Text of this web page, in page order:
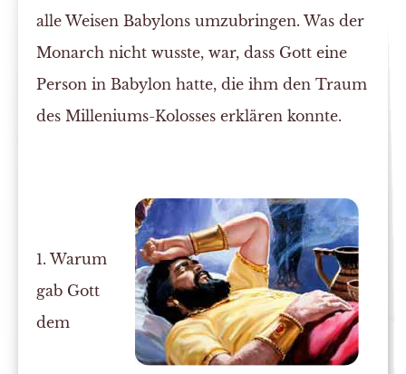
alle Weisen Babylons umzubringen. Was der
Monarch nicht wusste, war, dass Gott eine
Person in Babylon hatte, die ihm den Traum
des Milleniums-Kolosses erklären konnte.
1. Warum
gab Gott
dem